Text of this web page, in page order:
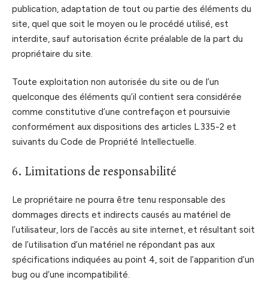
publication, adaptation de tout ou partie des éléments du
site, quel que soit le moyen ou le procédé utilisé, est
interdite, sauf autorisation écrite préalable de la part du
propriétaire du site.
Toute exploitation non autorisée du site ou de l’un
quelconque des éléments qu’il contient sera considérée
comme constitutive d’une contrefaçon et poursuivie
conformément aux dispositions des articles L.335-2 et
suivants du Code de Propriété Intellectuelle.
6. Limitations de responsabilité
Le propriétaire ne pourra être tenu responsable des
dommages directs et indirects causés au matériel de
l’utilisateur, lors de l’accès au site internet, et résultant soit
de l’utilisation d’un matériel ne répondant pas aux
spécifications indiquées au point 4, soit de l’apparition d’un
bug ou d’une incompatibilité.